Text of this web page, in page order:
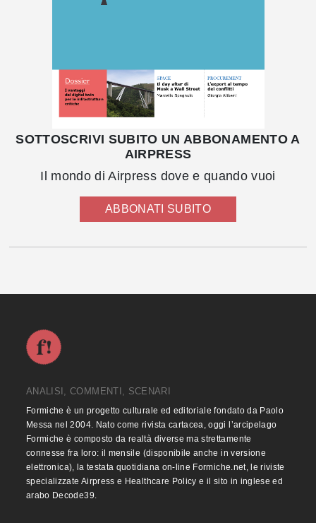
SOTTOSCRIVI SUBITO UN ABBONAMENTO A
AIRPRESS
Il mondo di Airpress dove e quando vuoi
ABBONATI SUBITO
ANALISI, COMMENTI, SCENARI
Formiche è un progetto culturale ed editoriale fondato da Paolo
Messa nel 2004. Nato come rivista cartacea, oggi l’arcipelago
Formiche è composto da realtà diverse ma strettamente
connesse fra loro: il mensile (disponibile anche in versione
elettronica), la testata quotidiana on-line Formiche.net, le riviste
specializzate Airpress e Healthcare Policy e il sito in inglese ed
arabo Decode39.